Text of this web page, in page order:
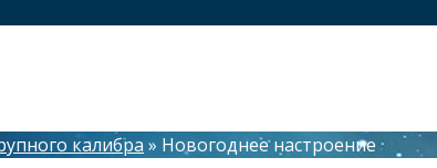
калибра » Новогоднее настроение